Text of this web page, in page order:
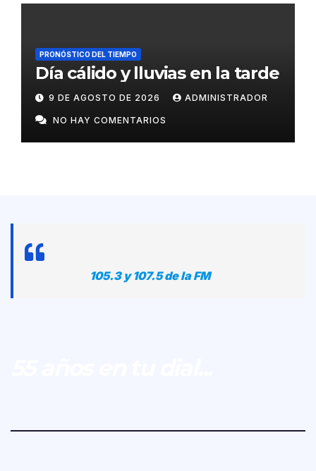
PRONÓSTICO DEL TIEMPO
Día cálido y lluvias en la tarde
9 DE AGOSTO DE 2026 ADMINISTRADOR
NO HAY COMENTARIOS
105.3 y 107.5 de la FM